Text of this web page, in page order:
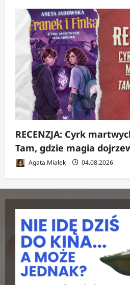
RECENZJA: Cyrk
Tam, gdzie magia
Agata Miałek 04.08.2026